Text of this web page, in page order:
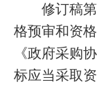
修订稿
格预审和资
《政府采购
标应当采取资